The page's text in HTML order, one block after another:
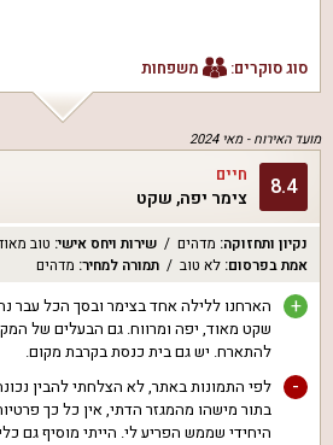
סוג סוקרים: משפחות
מועד האירוח -מאי 2024
8.4 חיים
צימר יפה, שקט
נקיון ותחזוקה: מדהים שירות ויחס אישי: טוב
אמת בפרסום: לא טוב תמורה למחיר: מדהים
+
הארחנו ללילה אחד בצימר ובסך הכל עבר
שקט מאוד, יפה ומרווח. גם הבעלים של
להתארח. יש גם בית כנסת בקרבת מקום.
-
לפי התמונות באתר, לא הצלחתי להבין
בתור מישהו מהמגזר הדתי, אין כל כך
היחידי שממש הפריע לי. הייתי מוסיף גם